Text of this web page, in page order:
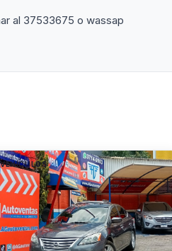
al 37533675 o wassap
VEHÍCULOS